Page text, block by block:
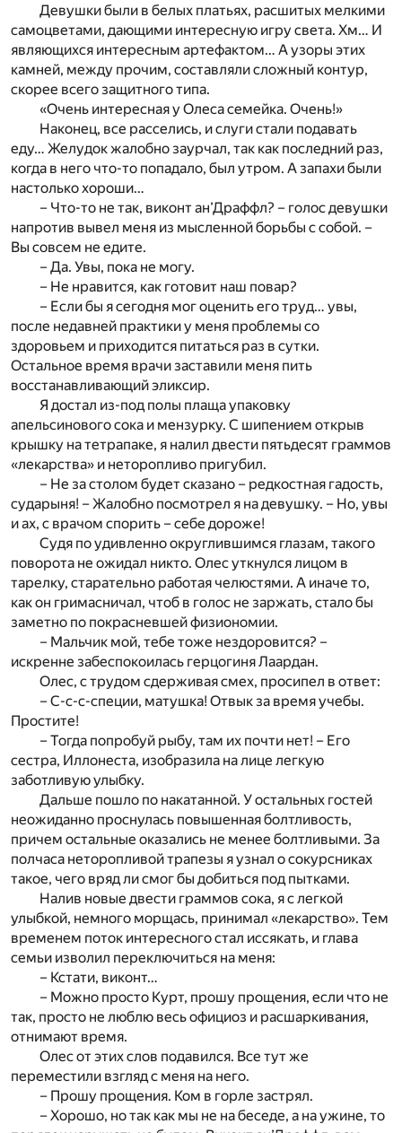
Девушки были в белых платьях, расшитых мелкими
самоцветами, дающими интересную игру света. Хм… И
являющихся интересным артефактом… А узоры этих
камней, между прочим, составляли сложный контур,
скорее всего защитного типа.
«Очень интересная у Олеса семейка. Очень!»
Наконец, все расселись, и слуги стали подавать
еду… Желудок жалобно заурчал, так как последний раз,
когда в него что-то попадало, был утром. А запахи были
настолько хороши…
– Что-то не так, виконт ан’Драффл? – голос девушки
напротив вывел меня из мысленной борьбы с собой. –
Вы совсем не едите.
– Да. Увы, пока не могу.
– Не нравится, как готовит наш повар?
– Если бы я сегодня мог оценить его труд… увы,
после недавней практики у меня проблемы со
здоровьем и приходится питаться раз в сутки.
Остальное время врачи заставили меня пить
восстанавливающий эликсир.
Я достал из-под полы плаща упаковку
апельсинового сока и мензурку. С шипением открыв
крышку на тетрапаке, я налил двести пятьдесят граммов
«лекарства» и неторопливо пригубил.
– Не за столом будет сказано – редкостная гадость,
сударыня! – Жалобно посмотрел я на девушку. – Но, увы
и ах, с врачом спорить – себе дороже!
Судя по удивленно округлившимся глазам, такого
поворота не ожидал никто. Олес уткнулся лицом в
тарелку, старательно работая челюстями. А иначе то,
как он гримасничал, чтоб в голос не заржать, стало бы
заметно по покрасневшей физиономии.
– Мальчик мой, тебе тоже нездоровится? –
искренне забеспокоилась герцогиня Лаардан.
Олес, с трудом сдерживая смех, просипел в ответ:
– С-с-с-специи, матушка! Отвык за время учебы.
Простите!
– Тогда попробуй рыбу, там их почти нет! – Его
сестра, Иллонеста, изобразила на лице легкую
заботливую улыбку.
Дальше пошло по накатанной. У остальных гостей
неожиданно проснулась повышенная болтливость,
причем остальные оказались не менее болтливыми. За
полчаса неторопливой трапезы я узнал о сокурсниках
такое, чего вряд ли смог бы добиться под пытками.
Налив новые двести граммов сока, я с легкой
улыбкой, немного морщась, принимал «лекарство». Тем
временем поток интересного стал иссякать, и глава
семьи изволил переключиться на меня:
– Кстати, виконт…
– Можно просто Курт, прошу прощения, если что не
так, просто не люблю весь официоз и расшаркивания,
отнимают время.
Олес от этих слов подавился. Все тут же
переместили взгляд с меня на него.
– Прошу прощения. Ком в горле застрял.
– Хорошо, но так как мы не на беседе, а на ужине, то